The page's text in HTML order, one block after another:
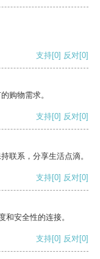
支持[0] 反对[0]
购物需求。
支持[0] 反对[0]
联系，分享生活点滴。
支持[0] 反对[0]
安全性的连接。
支持[0] 反对[0]